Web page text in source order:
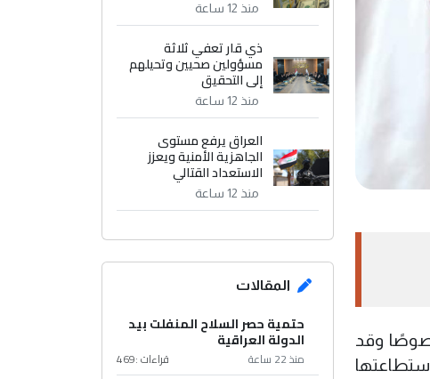
وقد
منذ 12 ساعة
ذي قار تعفي ثلاثة
مسؤولين صحيين وتحيلهم
إلى التحقيق
منذ 12 ساعة
العراق يرفع مستوى
الجاهزية الأمنية ويعزز
الاستعداد القتالي
منذ 12 ساعة
المقالات
حتمية حصر السلاح المنفلت بيد
الدولة العراقية
منذ 22 ساعة قراءات :469